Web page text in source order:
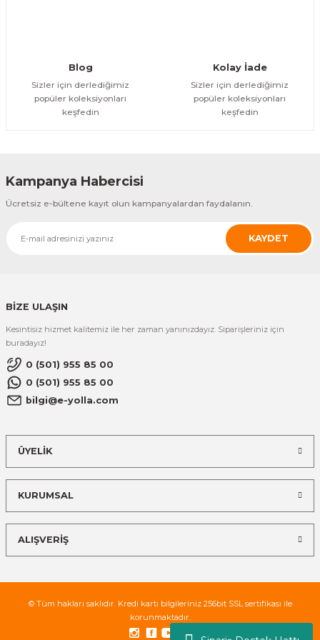
Blog
Sizler için derlediğimiz
popüler koleksiyonları
keşfedin
Kolay İade
Sizler için derlediğimiz
popüler koleksiyonları
keşfedin
Kampanya Habercisi
Ücretsiz e-bültene kayıt olun kampanyalardan faydalanın.
KAYDET
BİZE ULAŞIN
Kesintisiz hizmet kalitemiz ile her zaman yanınızdayız. Siparişleriniz için
buradayız!
0 (501) 955 85 00
0 (501) 955 85 00
bilgi@e-yolla.com
ÜYELİK
KURUMSAL
ALIŞVERİŞ
© Tüm hakları saklıdır. Kredi kartı bilgileriniz 256bit SSL sertifikası ile
korunmaktadır.